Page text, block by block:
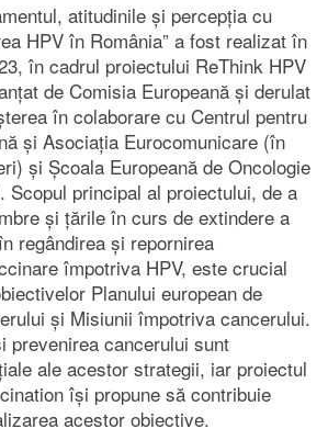
atitudinile și percepția cu
HPV în România” a fost realizat în
în cadrul proiectului ReThink HPV
de Comisia Europeană și derulat
în colaborare cu Centrul pentru
și Asociația Eurocomunicare (în
și Școala Europeană de Oncologie
Scopul principal al proiectului, de a
și țările în curs de extindere a
regândirea și repornirea
împotriva HPV, este crucial
Planului european de
și Misiunii împotriva cancerului.
prevenirea cancerului sunt
ale acestor strategii, iar proiectul
își propune să contribuie
acestor obiective.